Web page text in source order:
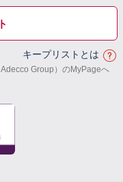
キープリストとは
Group）のMyPageへ